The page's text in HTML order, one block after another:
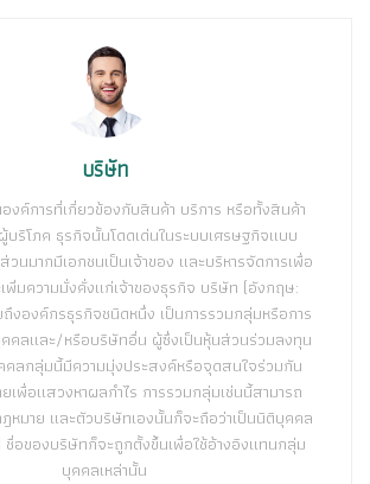
บริษัท
งค์การที่เกี่ยวข้องกับสินค้า บริการ หรือทั้งสินค้า
บริโภค ธุรกิจนั้นโดดเด่นในระบบเศรษฐกิจแบบ
นมากมีเอกชนเป็นเจ้าของ และบริหารจัดการเพื่อ
เพิ่มความมั่งคั่งแก่เจ้าของธุรกิจ บริษัท (อังกฤษ:
งองค์กรธุรกิจชนิดหนึ่ง เป็นการรวมกลุ่มหรือการ
คลและ/หรือบริษัทอื่น ผู้ซึ่งเป็นหุ้นส่วนร่วมลงทุน
ลกลุ่มนี้มีความมุ่งประสงค์หรือจุดสนใจร่วมกัน
เพื่อแสวงหาผลกำไร การรวมกลุ่มเช่นนี้สามารถ
ฎหมาย และตัวบริษัทเองนั้นก็จะถือว่าเป็นนิติบุคคล
อของบริษัทก็จะถูกตั้งขึ้นเพื่อใช้อ้างอิงแทนกลุ่ม
บุคคลเหล่านั้น